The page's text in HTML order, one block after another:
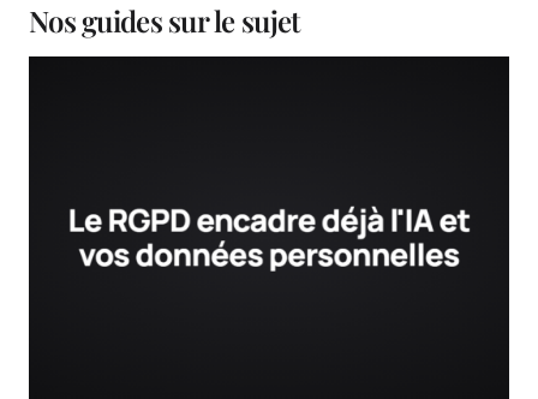
Nos guides sur le sujet